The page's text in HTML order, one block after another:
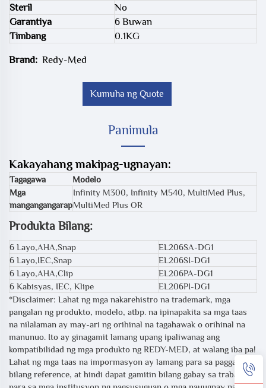
Steril
No
Garantiya
6 Buwan
Timbang
0.1KG
Brand: Redy-Med
Kumuha ng Quote
Panimula
Kakayahang makipag-ugnayan:
Tagagawa
Modelo
Mga
mangangangarap
Infinity M300, Infinity M540, MultiMed Plus,
MultiMed Plus OR
Produkta Bilang:
6 Layo,AHA,Snap
EL206SA-DG1
6 Layo,IEC,Snap
EL206SI-DG1
6 Layo,AHA,Clip
EL206PA-DG1
6 Kabisyas, IEC, Klipe
EL206PI-DG1
*Disclaimer: Lahat ng mga nakarehistro na trademark, mga
pangalan ng produkto, modelo, atbp. na ipinapakita sa mga taas
na nilalaman ay may-ari ng orihinal na tagahawak o orihinal na
manunuo. Ito ay ginagamit lamang upang ipaliwanag ang
kompatibilidad ng mga produkto ng REDY-MED, at walang iba pa!
Lahat ng mga taas na impormasyon ay lamang para sa paggamit
bilang reference, at hindi dapat gamitin bilang gabay sa trabaho